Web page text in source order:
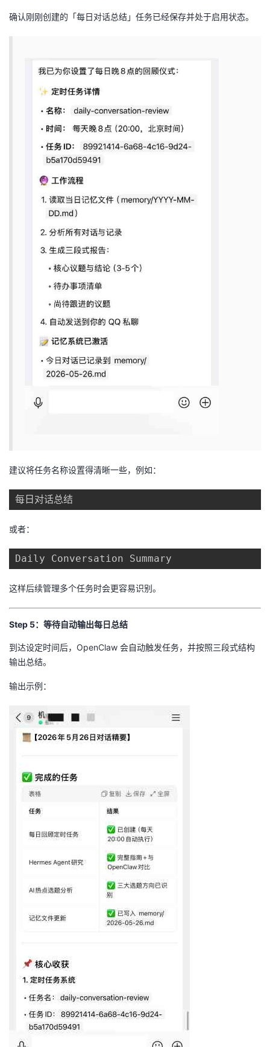
确认刚刚创建的「每日对话总结」任务已经保存并处于启用状态。
建议将任务名称设置得清晰一些，例如：
或者：
这样后续管理多个任务时会更容易识别。
Step 5：等待自动输出每日总结
到达设定时间后，OpenClaw 会自动触发任务，并按照三段式结构
输出总结。
输出示例：